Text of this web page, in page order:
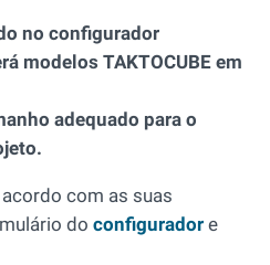
no configurador
modelos TAKTOCUBE em
adequado para o
acordo com as suas
do configurador e